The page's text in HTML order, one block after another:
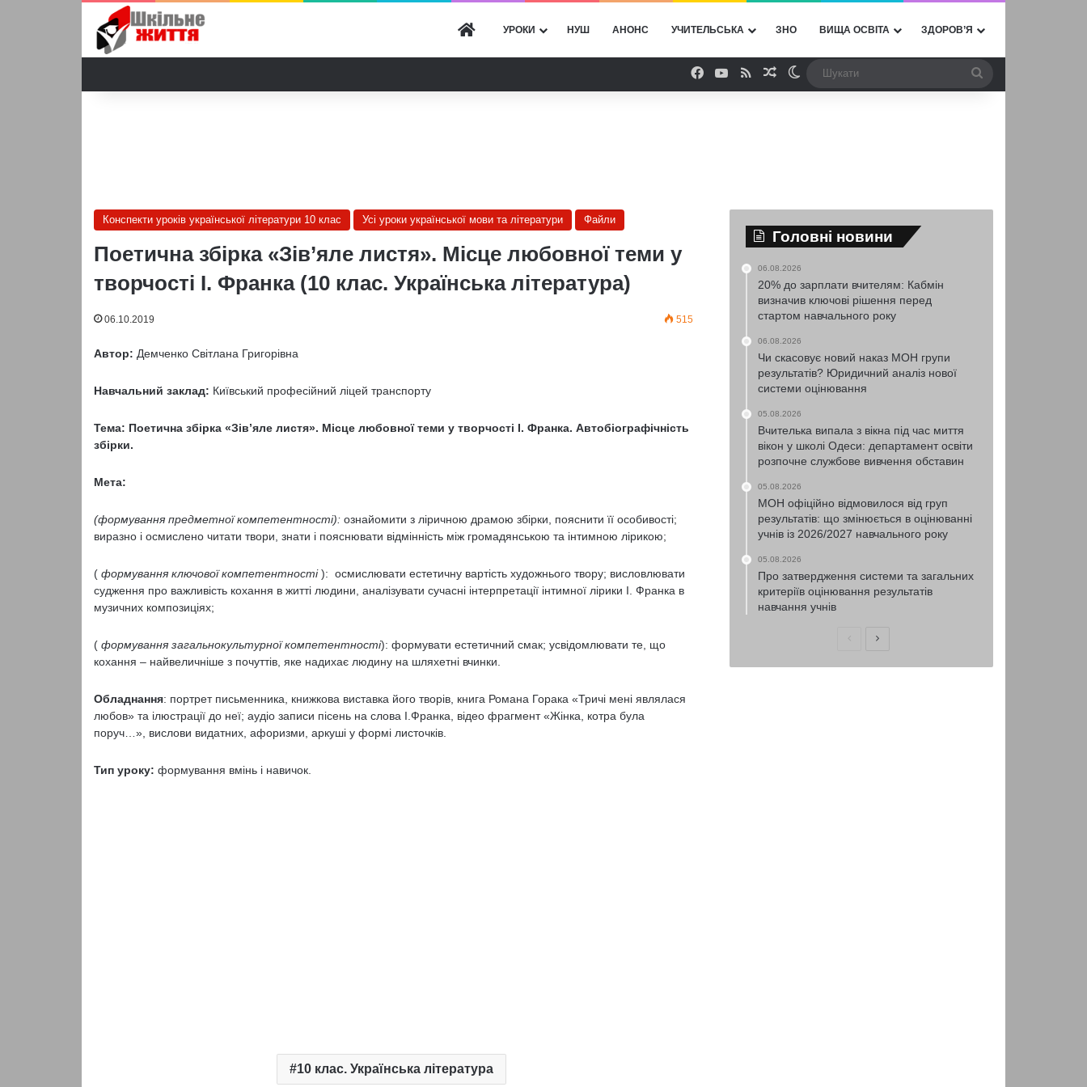
ГОЛОВНА
УРОКИ НУШ АНОНС УЧИТЕЛЬСЬКА ЗНО ВИЩА ОСВІТА ЗДОРОВ’Я
Facebook
YouTube
RSSВипадкова стаття
Switch skin
Конспекти уроків української літератури 10 клас Усі уроки української мови та літератури Файли
Поетична збірка «Зів’яле листя». Місце любовної теми у
творчості І. Франка (10 клас. Українська література)
06.10.2019 515
Автор: Демченко Світлана Григорівна
Навчальний заклад: Київський професійний ліцей транспорту
Тема: Поетична збірка «Зів’яле листя». Місце любовної теми у творчості І. Франка. Автобіографічність
збірки.
Мета:
(формування предметної компетентності): ознайомити з ліричною драмою збірки, пояснити її особивості;
виразно і осмислено читати твори, знати і пояснювати відмінність між громадянською та інтимною лірикою;
(формування ключової компетентності): осмислювати естетичну вартість художнього твору; висловлювати
судження про важливість кохання в житті людини, аналізувати сучасні інтерпретації інтимної лірики І. Франка в
музичних композиціях;
(формування загальнокультурної компетентності): формувати естетичний смак; усвідомлювати те, що
кохання – найвеличніше з почуттів, яке надихає людину на шляхетні вчинки.
Обладнання: портрет письменника, книжкова виставка його творів, книга Романа Горака «Тричі мені являлася
любов» та ілюстрації до неї; аудіо записи пісень на слова І.Франка, відео фрагмент «Жінка, котра була
поруч…», вислови видатних, афоризми, аркуші у формі листочків.
Тип уроку: формування вмінь і навичок.
10 клас. Українська література
Головні новини
06.08.2026
20% до зарплати вчителям: Кабмін
визначив ключові рішення перед
стартом навчального року
06.08.2026
Чи скасовує новий наказ МОН групи
результатів? Юридичний аналіз нової
системи оцінювання
05.08.2026
Вчителька випала з вікна під час миття
вікон у школі Одеси: департамент освіти
розпочне службове вивчення обставин
05.08.2026
МОН офіційно відмовилося від груп
результатів: що змінюється в оцінюванні
учнів із 2026/2027 навчального року
05.08.2026
Про затвердження системи та загальних
критеріїв оцінювання результатів
навчання учнів
ПопередняНаступна